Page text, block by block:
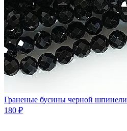
Граненые бусины черной шпинели
180 ₽